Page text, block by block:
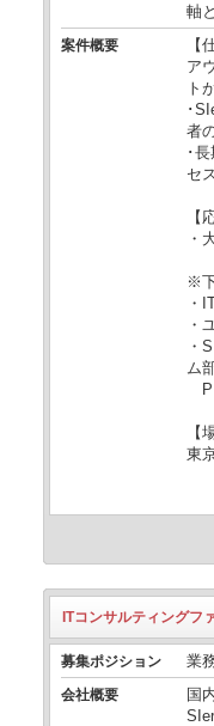
軸
案件概要
【
ア
ト
･
者
･
セ
【
・
※
・
・
・
ム
【
東
ITコンサルティングフ
募集ポジション 業
会社概要
国